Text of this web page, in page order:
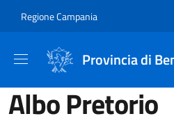
Regione Campania
Provincia di
Albo Pretorio